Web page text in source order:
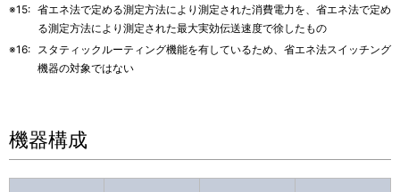
※15: 省エネ法で定める測定方法により測定された消費電力を、省エネ法で定め
る測定方法により測定された最大実効伝送速度で徐したもの
※16: スタティックルーティング機能を有しているため、省エネ法スイッチング
機器の対象ではない
機器構成